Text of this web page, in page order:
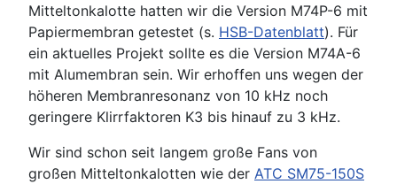
Mitteltonkalotte hatten wir die Version M74P-6 mit
Papiermembran getestet (s. HSB-Datenblatt). Für
ein aktuelles Projekt sollte es die Version M74A-6
mit Alumembran sein. Wir erhoffen uns wegen der
höheren Membranresonanz von 10 kHz noch
geringere Klirrfaktoren K3 bis hinauf zu 3 kHz.
Wir sind schon seit langem große Fans von
großen Mitteltonkalotten wie der ATC SM75-150S